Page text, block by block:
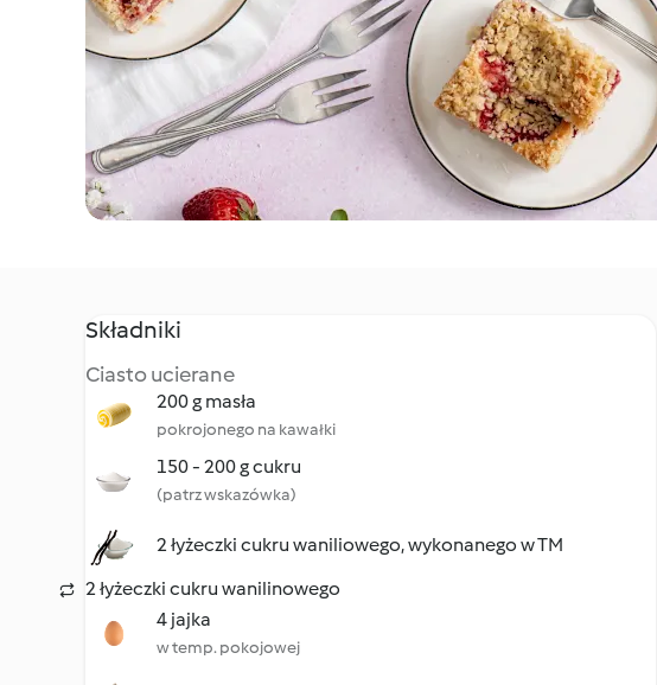
Składniki
Ciasto ucierane
200 g masła
pokrojonego na kawałki
150 - 200 g cukru
(patrz wskazówka)
2 łyżeczki cukru waniliowego, wykonanego w TM
2 łyżeczki cukru wanilinowego
4 jajka
w temp. pokojowej